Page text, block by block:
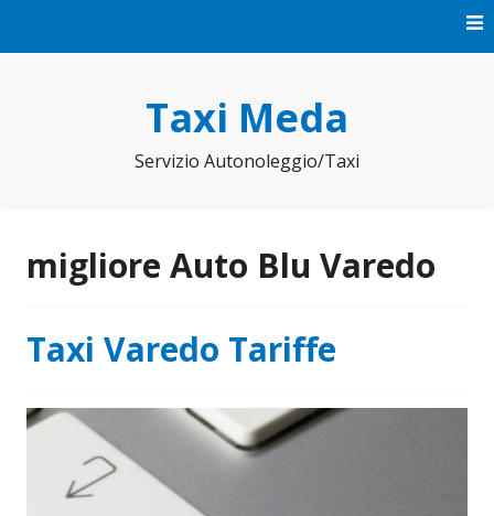
Taxi Meda
Servizio Autonoleggio/Taxi
migliore Auto Blu Varedo
Taxi Varedo Tariffe